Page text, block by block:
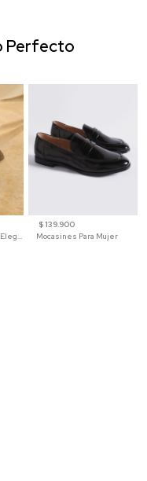
Mocasín de Antelina Elegante con Suela de Contraste Para Hombre
$ 139.900
Mocasines Para Mujer
Perfecto